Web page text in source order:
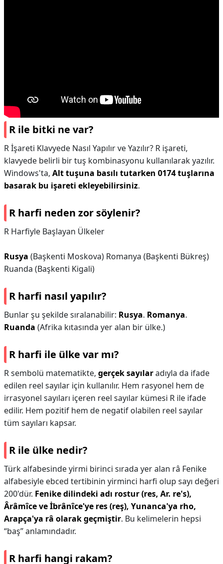
R ile bitki ne var?
R İşareti Klavyede Nasıl Yapılır ve Yazılır? R işareti,
klavyede belirli bir tuş kombinasyonu kullanılarak yazılır.
Windows'ta, Alt tuşuna basılı tutarken 0174 tuşlarına
basarak bu işareti ekleyebilirsiniz.
R harfi neden zor söylenir?
R Harfiyle Başlayan Ülkeler
Rusya (Başkenti Moskova) Romanya (Başkenti Bükreş)
Ruanda (Başkenti Kigali)
R harfi nasıl yapılır?
Bunlar şu şekilde sıralanabilir: Rusya. Romanya.
Ruanda (Afrika kıtasında yer alan bir ülke.)
R harfi ile ülke var mı?
R sembolü matematikte, gerçek sayılaradıyla da ifade
edilen reel sayılar için kullanılır. Hem rasyonel hem de
irrasyonel sayıları içeren reel sayılar kümesi R ile ifade
edilir. Hem pozitif hem de negatif olabilen reel sayılar
tüm sayıları kapsar.
R ile ülke nedir?
Türk alfabesinde yirmi birinci sırada yer alan râ Fenike
alfabesiyle ebced tertibinin yirminci harfi olup sayı değeri
200'dür. Fenike dilindeki adı rostur (res, Ar. re's),
Ârâmîce ve İbrânîce'ye res (reş), Yunanca'ya rho,
Arapça'ya râ olarak geçmiştir. Bu kelimelerin hepsi
“baş” anlamındadır.
R harfi hangi rakam?